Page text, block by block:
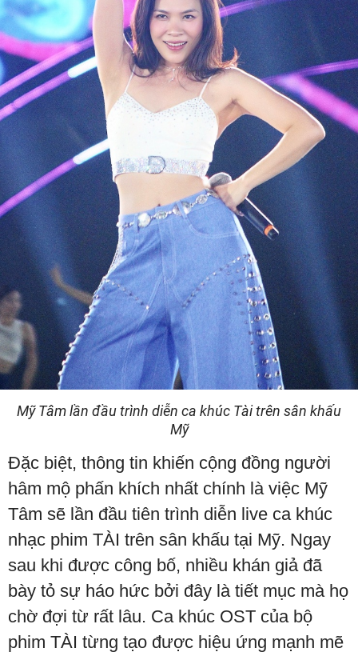
Mỹ Tâm lần đầu trình diễn ca khúc Tài trên sân khấu
Mỹ
Đặc biệt, thông tin khiến cộng đồng người
hâm mộ phấn khích nhất chính là việc Mỹ
Tâm sẽ lần đầu tiên trình diễn live ca khúc
nhạc phim TÀI trên sân khấu tại Mỹ. Ngay
sau khi được công bố, nhiều khán giả đã
bày tỏ sự háo hức bởi đây là tiết mục mà họ
chờ đợi từ rất lâu. Ca khúc OST của bộ
phim TÀI từng tạo được hiệu ứng mạnh mẽ